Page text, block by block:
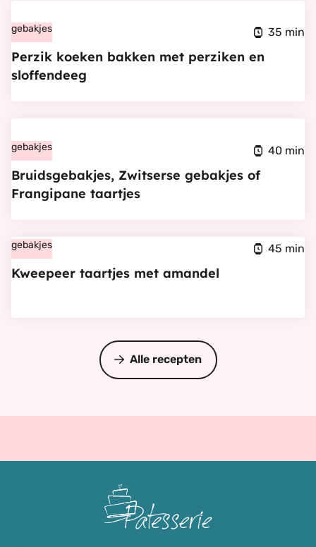
Perzik
koeken
bakken
sloffendeeg
gebakjes 35 min
Perzik koeken bakken met perziken en
sloffendeeg
Bruidsgebakjes,
Zwitserse
gebakjes
taartjes
gebakjes 40 min
Bruidsgebakjes, Zwitserse gebakjes of
Frangipane taartjes
Bekijk
taartjes
gebakjes 45 min
Kweepeer taartjes met amandel
Alle recepten